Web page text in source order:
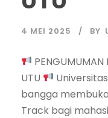
4 MEI 2025 BY
PENGUMUMAN
UTU
bangga
Track bagi